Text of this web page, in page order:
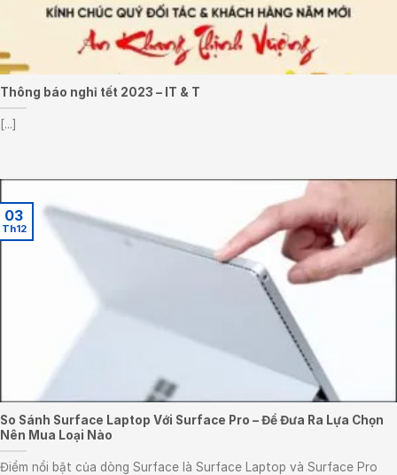
Thông báo nghỉ tết 2023 – IT & T
[...]
So Sánh Surface Laptop Với Surface Pro – Để Đưa Ra Lựa Chọn
Nên Mua Loại Nào
Điểm nổi bật của dòng Surface là Surface Laptop và Surface Pro
03
Th12